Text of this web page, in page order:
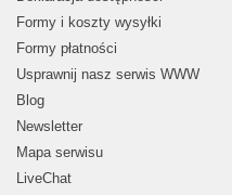
Formy i koszty wysyłki
Formy płatności
Usprawnij nasz serwis WWW
Blog
Newsletter
Mapa serwisu
LiveChat